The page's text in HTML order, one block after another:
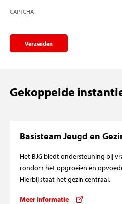
we
snel
mogelijk
CAPTCHA
Verzenden
Gekoppelde
Basisteam Jeugd en
Het BJG biedt ondersteuning bij
rondom het opgroeien en
Hierbij staat het gezin centraal.
Meer informatie